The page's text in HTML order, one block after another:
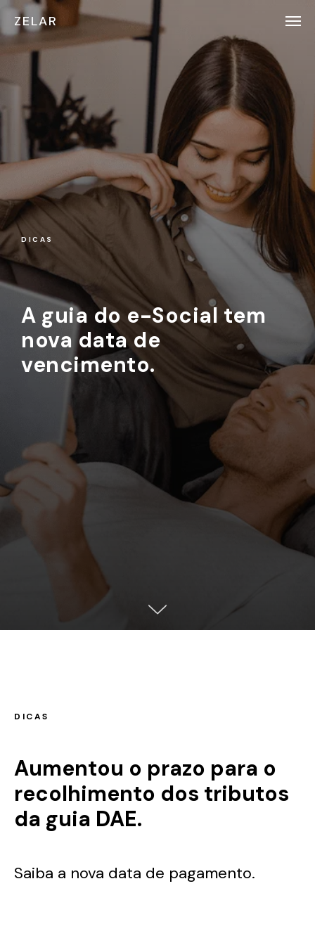
ZELAR
DICAS
A guia do e-Social tem
nova data de
vencimento.
DICAS
Aumentou o prazo para o
recolhimento dos tributos
da guia DAE.
Saiba a nova data de pagamento.